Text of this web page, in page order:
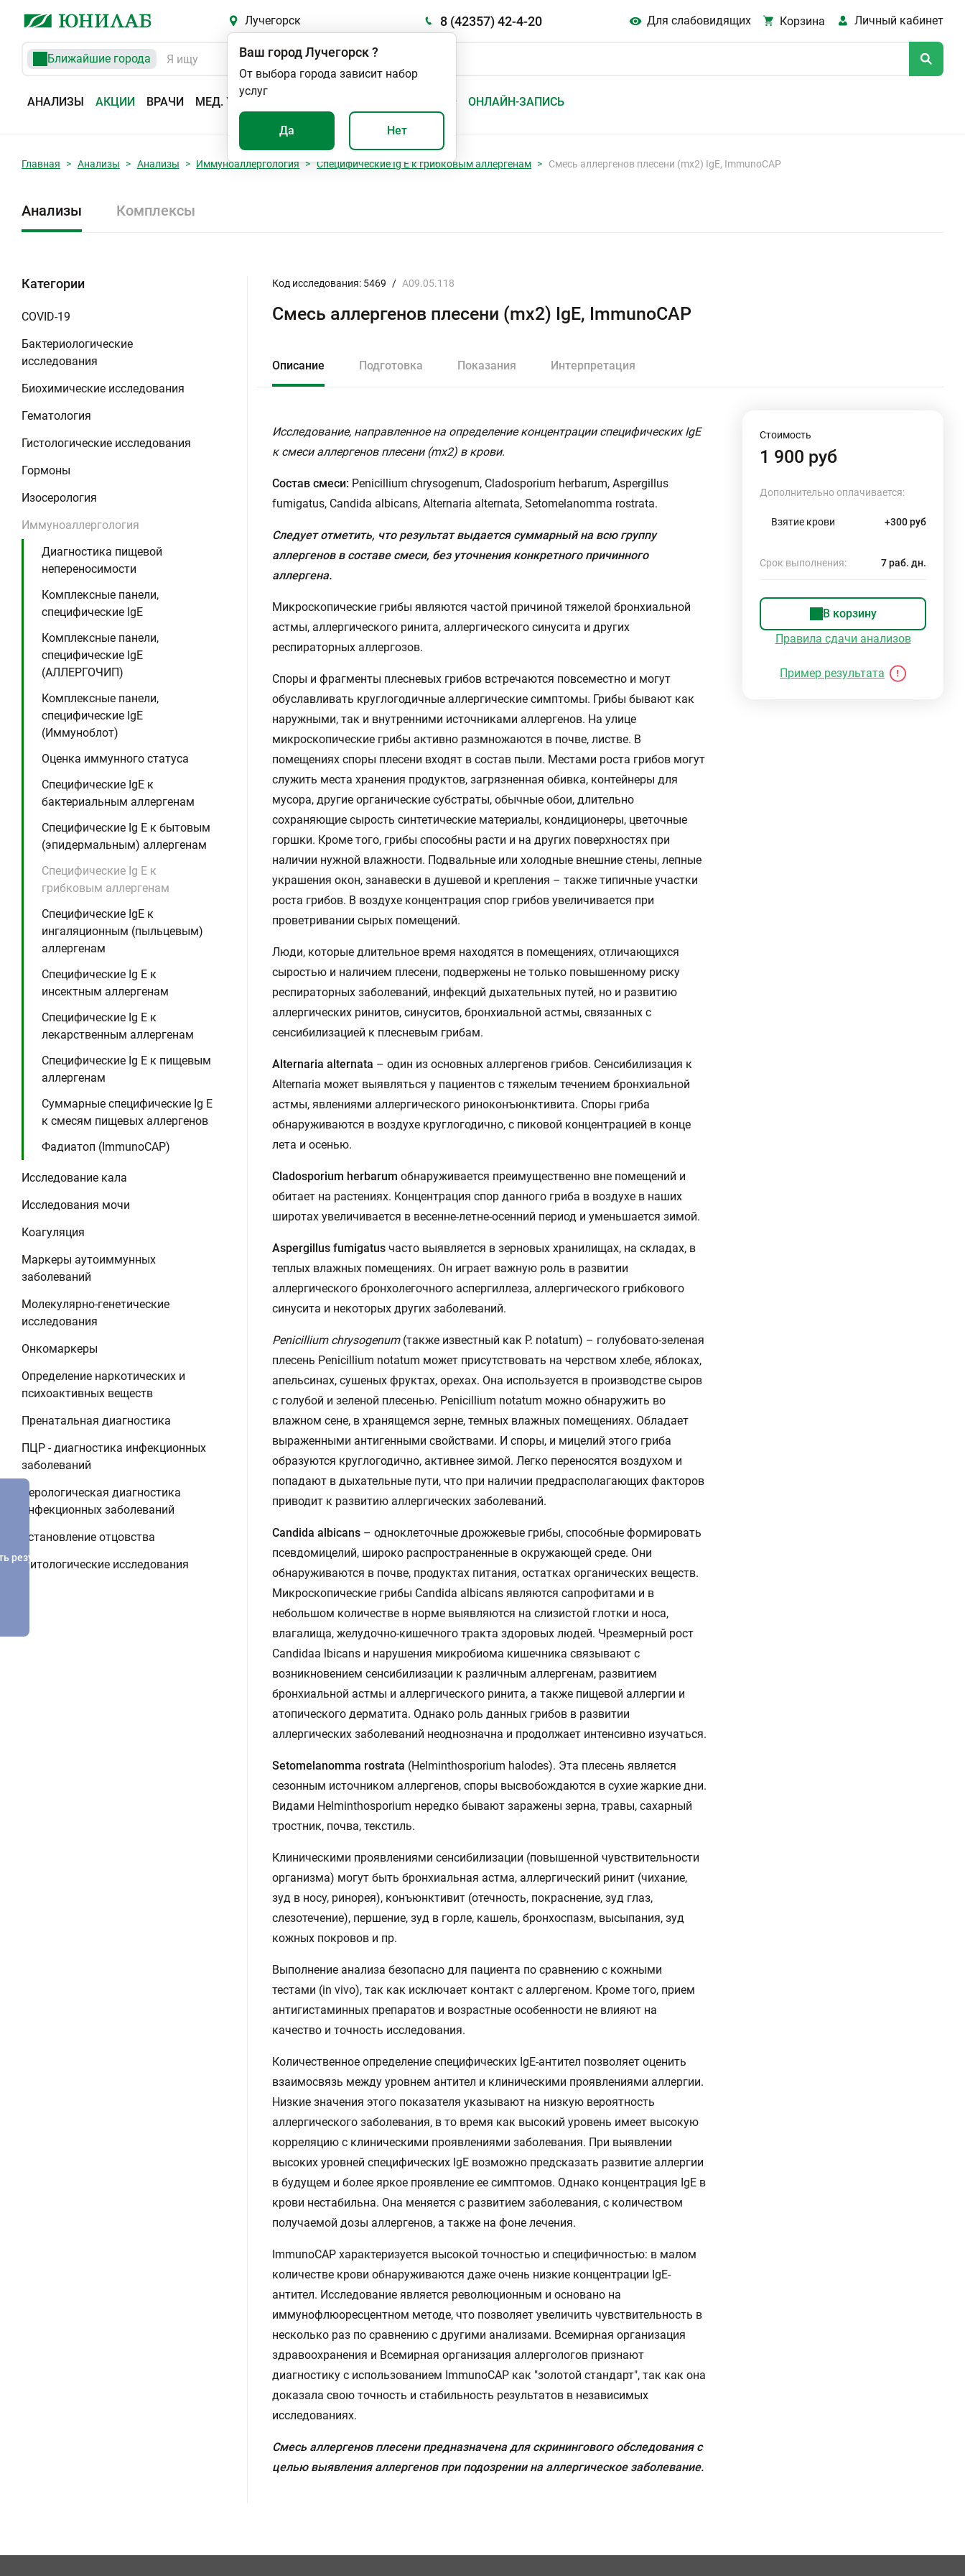
Лучегорск 8 (42357) 42-4-20 Для слабовидящих Корзина Личный кабинет
Ближайшие города
АНАЛИЗЫ АКЦИИ ВРАЧИ МЕД. УСЛУГИ ОНЛАЙН-ЗАПИСЬ
Ваш городЛучегорск?
От выбора города зависит набор
услуг
Да Нет
Главная Анализы Анализы Иммуноаллергология Специфические Ig E к грибковым аллергенам Смесь аллергенов плесени (mx2) IgE, ImmunoCAP
Анализы Комплексы
Категории
COVID-19
Бактериологические
исследования
Биохимические исследования
Гематология
Гистологические исследования
Гормоны
Изосерология
Иммуноаллергология
Диагностика пищевой
непереносимости
Комплексные панели,
специфические IgE
Комплексные панели,
специфические IgE
(АЛЛЕРГОЧИП)
Комплексные панели,
специфические IgE
(Иммуноблот)
Оценка иммунного статуса
Специфические IgE к
бактериальным аллергенам
Специфические Ig E к бытовым
(эпидермальным) аллергенам
Специфические Ig E к
грибковым аллергенам
Специфические IgE к
ингаляционным (пыльцевым)
аллергенам
Специфические Ig E к
инсектным аллергенам
Специфические Ig E к
лекарственным аллергенам
Специфические Ig E к пищевым
аллергенам
Суммарные специфические Ig E
к смесям пищевых аллергенов
Фадиатоп (ImmunoCAP)
Исследование кала
Исследования мочи
Коагуляция
Маркеры аутоиммунных
заболеваний
Молекулярно-генетические
исследования
Онкомаркеры
Определение наркотических и
психоактивных веществ
Пренатальная диагностика
ПЦР - диагностика инфекционных
заболеваний
Серологическая диагностика
инфекционных заболеваний
Установление отцовства
Цитологические исследования
Код исследования: 5469 / A09.05.118
Смесь аллергенов плесени (mx2) IgE, ImmunoCAP
Описание Подготовка Показания Интерпретация
Исследование, направленное на определение концентрации специфических IgE
к смеси аллергенов плесени (mx2) в крови.
Состав смеси: Penicillium chrysogenum, Cladosporium herbarum, Aspergillus
fumigatus, Candida albicans, Alternaria alternata, Setomelanomma rostratа.
Следует отметить, что результат выдается суммарный на всю группу
аллергенов в составе смеси, без уточнения конкретного причинного
аллергена.
Микроскопические грибы являются частой причиной тяжелой бронхиальной
астмы, аллергического ринита, аллергического синусита и других
респираторных аллергозов.
Споры и фрагменты плесневых грибов встречаются повсеместно и могут
обуславливать круглогодичные аллергические симптомы. Грибы бывают как
наружными, так и внутренними источниками аллергенов. На улице
микроскопические грибы активно размножаются в почве, листве. В
помещениях споры плесени входят в состав пыли. Местами роста грибов могут
служить места хранения продуктов, загрязненная обивка, контейнеры для
мусора, другие органические субстраты, обычные обои, длительно
сохраняющие сырость синтетические материалы, кондиционеры, цветочные
горшки. Кроме того, грибы способны расти и на других поверхностях при
наличии нужной влажности. Подвальные или холодные внешние стены, лепные
украшения окон, занавески в душевой и крепления – также типичные участки
роста грибов. В воздухе концентрация спор грибов увеличивается при
проветривании сырых помещений.
Люди, которые длительное время находятся в помещениях, отличающихся
сыростью и наличием плесени, подвержены не только повышенному риску
респираторных заболеваний, инфекций дыхательных путей, но и развитию
аллергических ринитов, синуситов, бронхиальной астмы, связанных с
сенсибилизацией к плесневым грибам.
Alternaria alternata – один из основных аллергенов грибов. Сенсибилизация к
Alternaria может выявляться у пациентов с тяжелым течением бронхиальной
астмы, явлениями аллергического риноконъюнктивита. Споры гриба
обнаруживаются в воздухе круглогодично, с пиковой концентрацией в конце
лета и осенью.
Cladosporium herbarum обнаруживается преимущественно вне помещений и
обитает на растениях. Концентрация спор данного гриба в воздухе в наших
широтах увеличивается в весенне-летне-осенний период и уменьшается зимой.
Aspergillus fumigatus часто выявляется в зерновых хранилищах, на складах, в
теплых влажных помещениях. Он играет важную роль в развитии
аллергического бронхолегочного аспергиллеза, аллергического грибкового
синусита и некоторых других заболеваний.
Penicillium chrysogenum(также известный как P. notatum) – голубовато-зеленая
плесень Penicillium notatum может присутствовать на черством хлебе, яблоках,
апельсинах, сушеных фруктах, орехах. Она используется в производстве сыров
с голубой и зеленой плесенью. Penicillium notatum можно обнаружить во
влажном сене, в хранящемся зерне, темных влажных помещениях. Обладает
выраженными антигенными свойствами. И споры, и мицелий этого гриба
образуются круглогодично, активнее зимой. Легко переносятся воздухом и
попадают в дыхательные пути, что при наличии предрасполагающих факторов
приводит к развитию аллергических заболеваний.
Candida albicans – одноклеточные дрожжевые грибы, способные формировать
псевдомицелий, широко распространенные в окружающей среде. Они
обнаруживаются в почве, продуктах питания, остатках органических веществ.
Микроскопические грибы Candida albicans являются сапрофитами и в
небольшом количестве в норме выявляются на слизистой глотки и носа,
влагалища, желудочно-кишечного тракта здоровых людей. Чрезмерный рост
Candidaa lbicans и нарушения микробиома кишечника связывают с
возникновением сенсибилизации к различным аллергенам, развитием
бронхиальной астмы и аллергического ринита, а также пищевой аллергии и
атопического дерматита. Однако роль данных грибов в развитии
аллергических заболеваний неоднозначна и продолжает интенсивно изучаться.
Setomelanomma rostrata (Helminthosporium halodes). Эта плесень является
сезонным источником аллергенов, споры высвобождаются в сухие жаркие дни.
Видами Helminthosporium нередко бывают заражены зерна, травы, сахарный
тростник, почва, текстиль.
Клиническими проявлениями сенсибилизации (повышенной чувствительности
организма) могут быть бронхиальная астма, аллергический ринит (чихание,
зуд в носу, ринорея), конъюнктивит (отечность, покраснение, зуд глаз,
слезотечение), першение, зуд в горле, кашель, бронхоспазм, высыпания, зуд
кожных покровов и пр.
Выполнение анализа безопасно для пациента по сравнению с кожными
тестами (in vivo), так как исключает контакт с аллергеном. Кроме того, прием
антигистаминных препаратов и возрастные особенности не влияют на
качество и точность исследования.
Количественное определение специфических IgE-антител позволяет оценить
взаимосвязь между уровнем антител и клиническими проявлениями аллергии.
Низкие значения этого показателя указывают на низкую вероятность
аллергического заболевания, в то время как высокий уровень имеет высокую
корреляцию с клиническими проявлениями заболевания. При выявлении
высоких уровней специфических IgE возможно предсказать развитие аллергии
в будущем и более яркое проявление ее симптомов. Однако концентрация IgE в
крови нестабильна. Она меняется с развитием заболевания, с количеством
получаемой дозы аллергенов, а также на фоне лечения.
ImmunoCAP характеризуется высокой точностью и специфичностью: в малом
количестве крови обнаруживаются даже очень низкие концентрации IgE-
антител. Исследование является революционным и основано на
иммунофлюоресцентном методе, что позволяет увеличить чувствительность в
несколько раз по сравнению с другими анализами. Всемирная организация
здравоохранения и Всемирная организация аллергологов признают
диагностику с использованием ImmunoCAP как "золотой стандарт", так как она
доказала свою точность и стабильность результатов в независимых
исследованиях.
Смесь аллергенов плесени предназначена для скринингового обследования с
целью выявления аллергенов при подозрении на аллергическое заболевание.
Стоимость
1 900 руб
Дополнительно оплачивается:
Взятие крови +300 руб
Срок выполнения: 7 раб. дн.
В корзину
Правила сдачи анализов
Пример результата
результатов